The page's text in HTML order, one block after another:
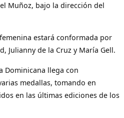
Muñoz, bajo la dirección del
estará conformada por
Julianny de la Cruz y María Gell.
Dominicana llega con
medallas, tomando en
en las últimas ediciones de los